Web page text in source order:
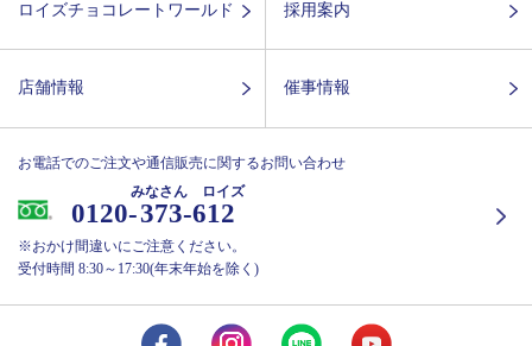
ロイズチョコレートワールド 採用案内
店舗情報 催事情報
お電話でのご注文や通信販売に関するお問い合わせ
0120-373-612
みなさん ロイズ
※おかけ間違いにご注意ください。
受付時間 8:30～17:30(年末年始を除く)